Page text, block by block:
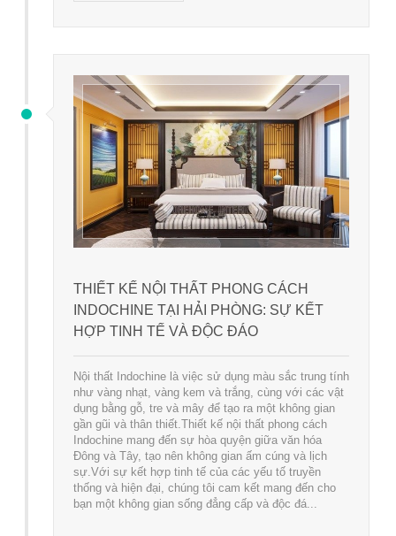
THIẾT KẾ NỘI THẤT PHONG CÁCH
INDOCHINE TẠI HẢI PHÒNG: SỰ KẾT
HỢP TINH TẾ VÀ ĐỘC ĐÁO
Nội thất Indochine là việc sử dụng màu sắc trung tính
như vàng nhạt, vàng kem và trắng, cùng với các vật
dụng bằng gỗ, tre và mây để tạo ra một không gian
gần gũi và thân thiết.Thiết kế nội thất phong cách
Indochine mang đến sự hòa quyện giữa văn hóa
Đông và Tây, tạo nên không gian ấm cúng và lịch
sự.Với sự kết hợp tinh tế của các yếu tố truyền
thống và hiện đại, chúng tôi cam kết mang đến cho
bạn một không gian sống đẳng cấp và độc đá...